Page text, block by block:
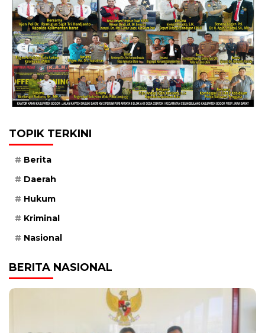
TOPIK TERKINI
Berita
Daerah
Hukum
Kriminal
Nasional
BERITA NASIONAL